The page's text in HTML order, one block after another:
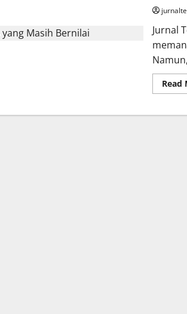
Jurnal
Read